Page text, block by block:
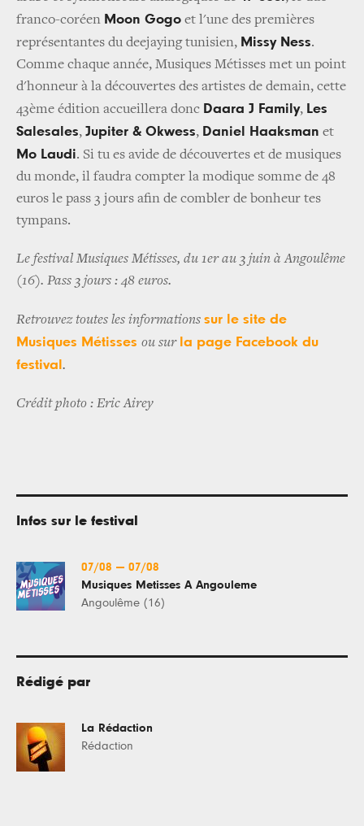
franco-coréen Moon Gogo et l'une des premières
représentantes du deejaying tunisien, Missy Ness.
Comme chaque année, Musiques Métisses met un point
d'honneur à la découvertes des artistes de demain, cette
43ème édition accueillera donc Daara J Family, Les
Salesales, Jupiter & Okwess, Daniel Haaksman et
Mo Laudi. Si tu es avide de découvertes et de musiques
du monde, il faudra compter la modique somme de 48
euros le pass 3 jours afin de combler de bonheur tes
tympans.
Le festival Musiques Métisses, du 1er au 3 juin à Angoulême
(16). Pass 3 jours : 48 euros.
Retrouvez toutes les informations sur le site de
Musiques Métisses ou sur la page Facebook du
festival .
Crédit photo : Eric Airey
Infos sur le festival
07/08 — 07/08
Musiques Metisses A Angouleme
Angoulême (16)
Rédigé par
La Rédaction
Rédaction